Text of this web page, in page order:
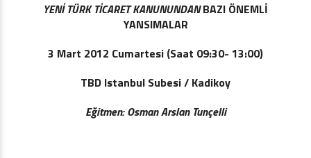
YENİ TÜRK TİCARET KANUNUNDANBAZI ÖNEMLİ
YANSIMALAR
3 Mart 2012 Cumartesi (Saat 09:30- 13:00)
TBD Istanbul Subesi / Kadikoy
Eğitmen:Osman Arslan Tunçelli